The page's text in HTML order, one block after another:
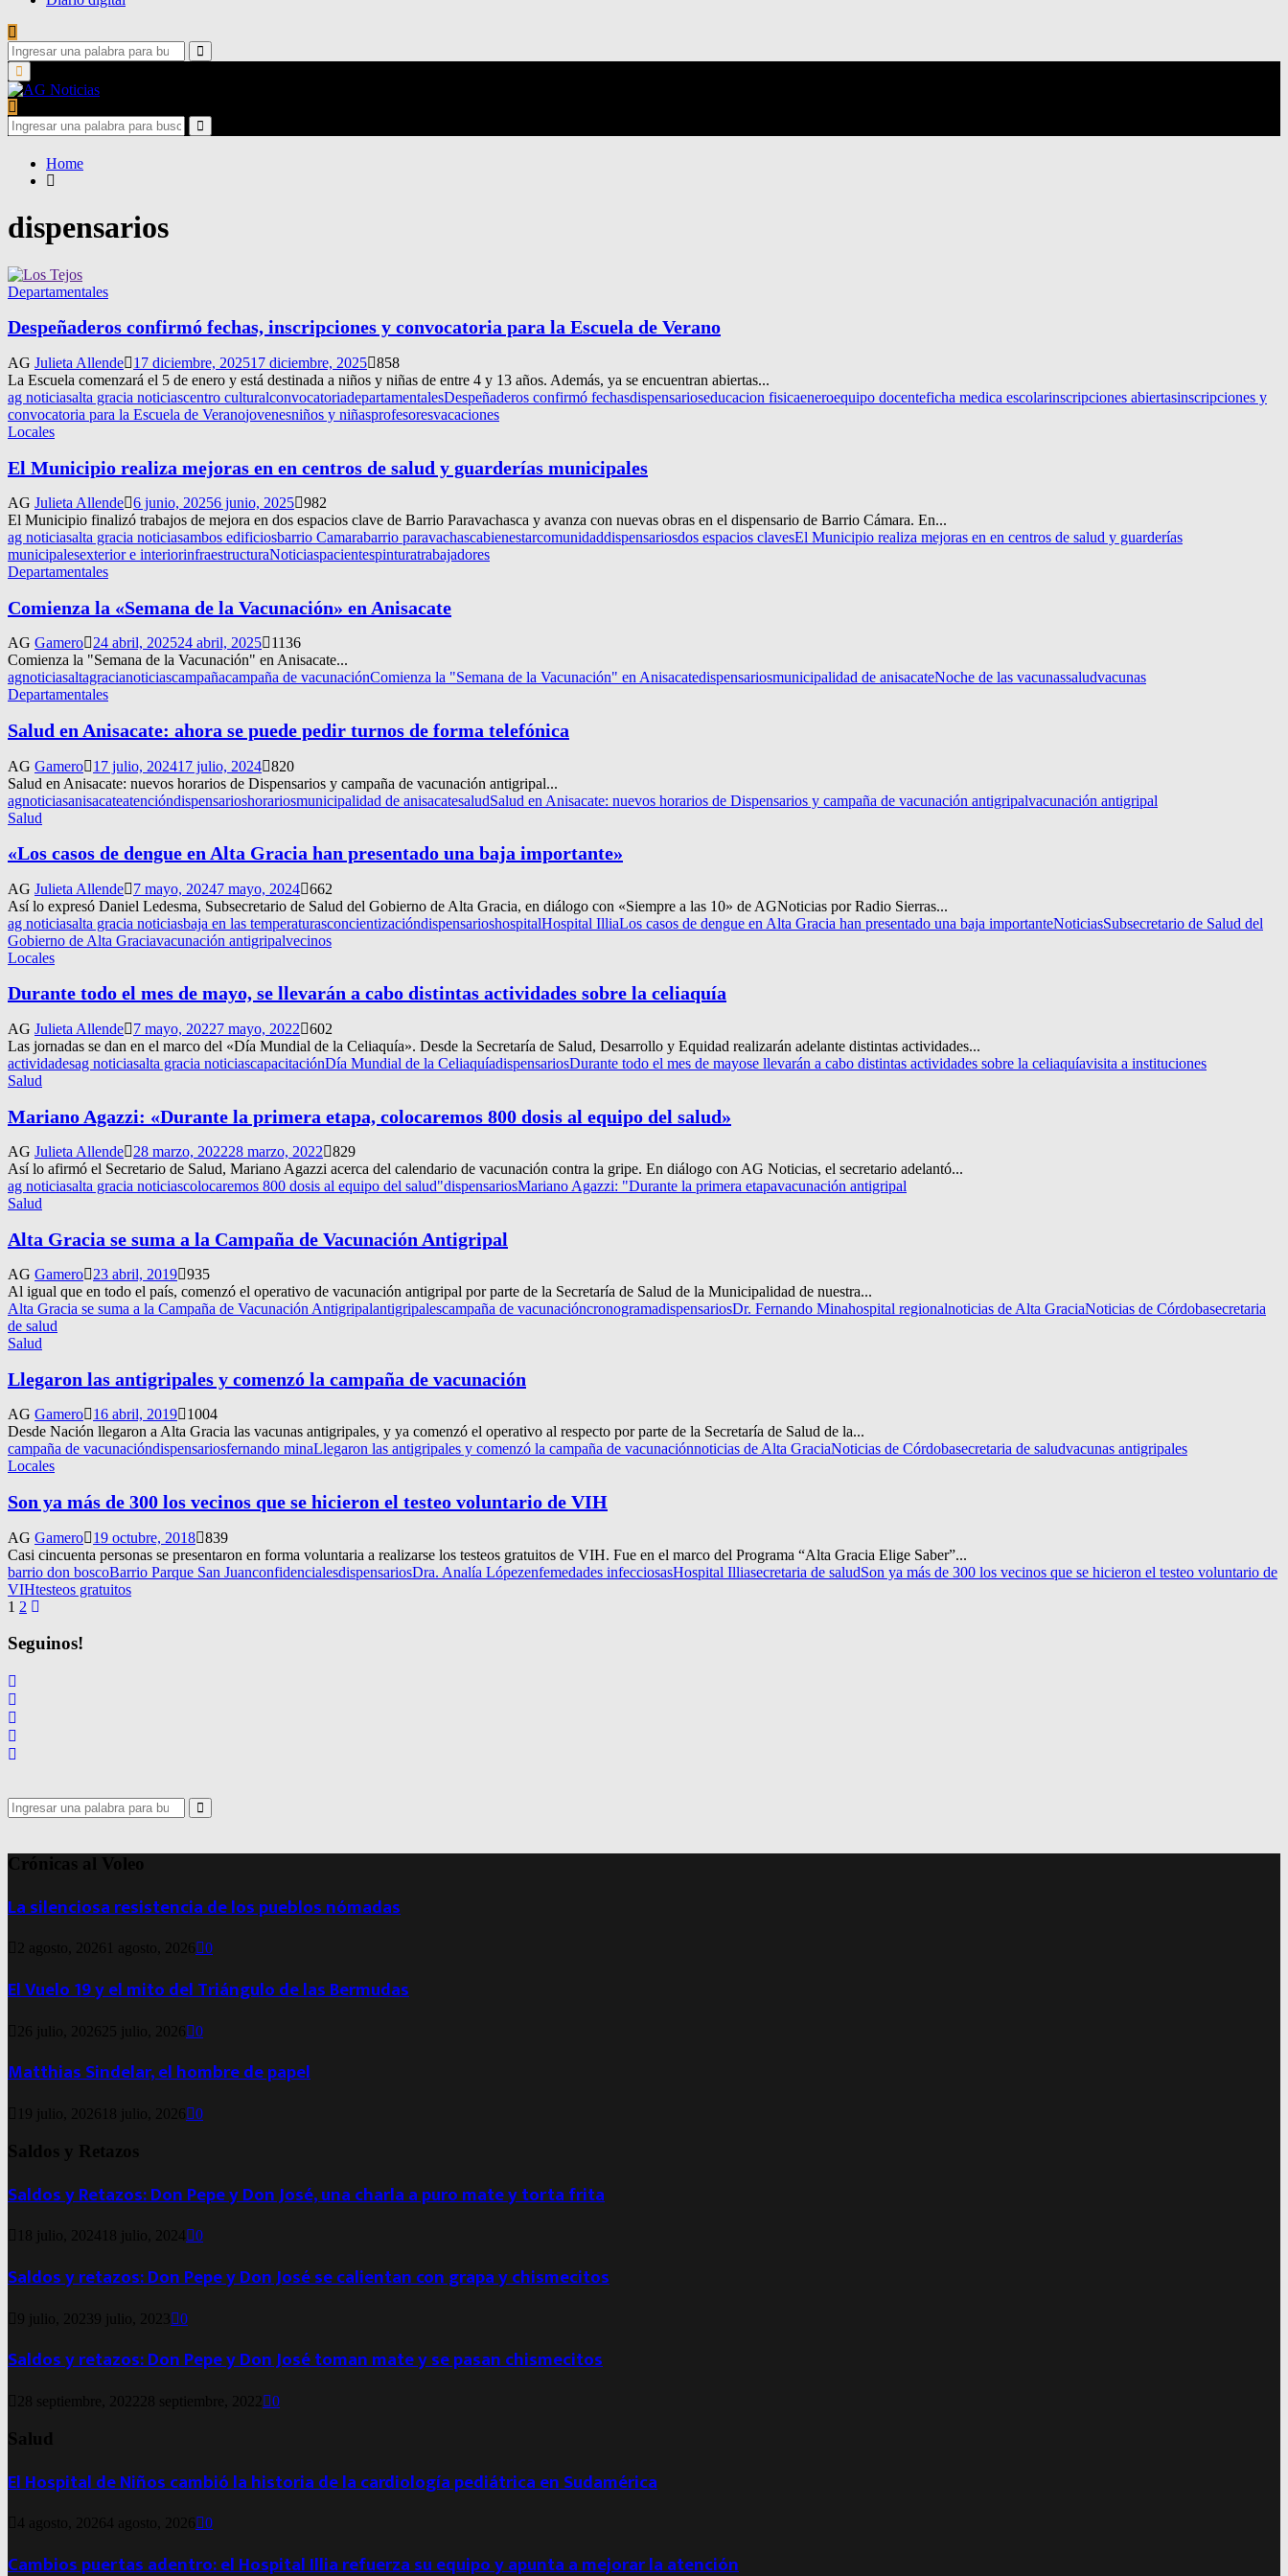
Search
for:
Search
Primary
Menu
Search
for:
Search
Home
dispensarios
Departamentales
Despeñaderos confirmó fechas, inscripciones y convocatoria para la Escuela de Verano
AG Julieta Allende 17 diciembre, 202517 diciembre, 2025 858
La Escuela comenzará el 5 de enero y está destinada a niños y niñas de entre 4 y 13 años. Además, ya se encuentran abiertas...
ag noticiasalta gracia noticiascentro culturalconvocatoriadepartamentalesDespeñaderos confirmó fechasdispensarioseducacion fisicaeneroequipo docenteficha medica escolarinscripciones abiertasinscripciones y
convocatoria para la Escuela de Veranojovenesniños y niñasprofesoresvacaciones
Locales
El Municipio realiza mejoras en en centros de salud y guarderías municipales
AG Julieta Allende 6 junio, 20256 junio, 2025 982
El Municipio finalizó trabajos de mejora en dos espacios clave de Barrio Paravachasca y avanza con nuevas obras en el dispensario de Barrio Cámara. En...
ag noticiasalta gracia noticiasambos edificiosbarrio Camarabarrio paravachascabienestarcomunidaddispensariosdos espacios clavesEl Municipio realiza mejoras en en centros de salud y guarderías
municipalesexterior e interiorinfraestructuraNoticiaspacientespinturatrabajadores
Departamentales
Comienza la «Semana de la Vacunación» en Anisacate
AG Gamero 24 abril, 202524 abril, 2025
1136
Comienza la "Semana de la Vacunación" en Anisacate...
agnoticiasaltagracianoticiascampañacampaña de vacunaciónComienza la "Semana de la Vacunación" en Anisacatedispensariosmunicipalidad de anisacateNoche de las vacunassaludvacunas
Departamentales
Salud en Anisacate: ahora se puede pedir turnos de forma telefónica
AG Gamero 17 julio, 202417 julio, 2024 820
Salud en Anisacate: nuevos horarios de Dispensarios y campaña de vacunación antigripal...
agnoticiasanisacateatencióndispensarioshorariosmunicipalidad de anisacatesaludSalud en Anisacate: nuevos horarios de Dispensarios y campaña de vacunación antigripalvacunación antigripal
Salud
«Los casos de dengue en Alta Gracia han presentado una baja importante»
AG Julieta Allende 7 mayo, 20247 mayo, 2024 662
Así lo expresó Daniel Ledesma, Subsecretario de Salud del Gobierno de Alta Gracia, en diálogo con «Siempre a las 10» de AGNoticias por Radio Sierras...
ag noticiasalta gracia noticiasbaja en las temperaturasconcientizacióndispensarioshospitalHospital IlliaLos casos de dengue en Alta Gracia han presentado una baja importanteNoticiasSubsecretario de Salud del
Gobierno de Alta Graciavacunación antigripalvecinos
Locales
Durante todo el mes de mayo, se llevarán a cabo distintas actividades sobre la celiaquía
AG Julieta Allende 7 mayo, 20227 mayo, 2022
602
Las jornadas se dan en el marco del «Día Mundial de la Celiaquía». Desde la Secretaría de Salud, Desarrollo y Equidad realizarán adelante distintas actividades...
actividadesag noticiasalta gracia noticiascapacitaciónDía Mundial de la CeliaquíadispensariosDurante todo el mes de mayose llevarán a cabo distintas actividades sobre la celiaquíavisita a instituciones
Salud
Mariano Agazzi: «Durante la primera etapa, colocaremos 800 dosis al equipo del salud»
AG Julieta Allende 28 marzo, 202228 marzo, 2022
829
Así lo afirmó el Secretario de Salud, Mariano Agazzi acerca del calendario de vacunación contra la gripe. En diálogo con AG Noticias, el secretario adelantó...
ag noticiasalta gracia noticiascolocaremos 800 dosis al equipo del salud"dispensariosMariano Agazzi: "Durante la primera etapavacunación antigripal
Salud
Alta Gracia se suma a la Campaña de Vacunación Antigripal
AG Gamero 23 abril, 2019 935
Al igual que en todo el país, comenzó el operativo de vacunación antigripal por parte de la Secretaría de Salud de la Municipalidad de nuestra...
Alta Gracia se suma a la Campaña de Vacunación Antigripalantigripalescampaña de vacunacióncronogramadispensariosDr. Fernando Minahospital regionalnoticias de Alta GraciaNoticias de Córdobasecretaria
de salud
Salud
Llegaron las antigripales y comenzó la campaña de vacunación
AG Gamero 16 abril, 2019
1004
Desde Nación llegaron a Alta Gracia las vacunas antigripales, y ya comenzó el operativo al respecto por parte de la Secretaría de Salud de la...
campaña de vacunacióndispensariosfernando minaLlegaron las antigripales y comenzó la campaña de vacunaciónnoticias de Alta GraciaNoticias de Córdobasecretaria de saludvacunas antigripales
Locales
Son ya más de 300 los vecinos que se hicieron el testeo voluntario de VIH
AG Gamero 19 octubre, 2018 839
Casi cincuenta personas se presentaron en forma voluntaria a realizarse los testeos gratuitos de VIH. Fue en el marco del Programa “Alta Gracia Elige Saber”...
barrio don boscoBarrio Parque San JuanconfidencialesdispensariosDra. Analía Lópezenfemedades infecciosasHospital Illiasecretaria de saludSon ya más de 300 los vecinos que se hicieron el testeo voluntario de
VIHtesteos gratuitos
Navegación
de
entradas
1 2
Seguinos!
Search
for:
Search
Crónicas al Voleo
La silenciosa resistencia de los pueblos nómadas
2 agosto, 2026 1 agosto, 2026 0
El Vuelo 19 y el mito del Triángulo de las Bermudas
26 julio, 2026 25 julio, 2026 0
Matthias Sindelar, el hombre de papel
19 julio, 2026 18 julio, 2026 0
Saldos y Retazos
Saldos y Retazos: Don Pepe y Don José, una charla a puro mate y torta frita
18 julio, 2024 18 julio, 2024 0
Saldos y retazos: Don Pepe y Don José se calientan con grapa y chismecitos
9 julio, 20239 julio, 2023 0
Saldos y retazos: Don Pepe y Don José toman mate y se pasan chismecitos
28 septiembre, 2022 28 septiembre, 2022 0
Salud
El Hospital de Niños cambió la historia de la cardiología pediátrica en Sudamérica
4 agosto, 20264 agosto, 2026 0
Cambios puertas adentro: el Hospital Illia refuerza su equipo y apunta a mejorar la atención